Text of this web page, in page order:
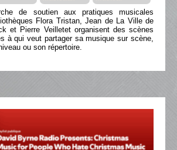
de soutien aux pratiques musicales
Flora Tristan, Jean de La Ville de
et Pierre Veilletet organisent des scènes
à qui veut partager sa musique sur scène,
ou son répertoire.